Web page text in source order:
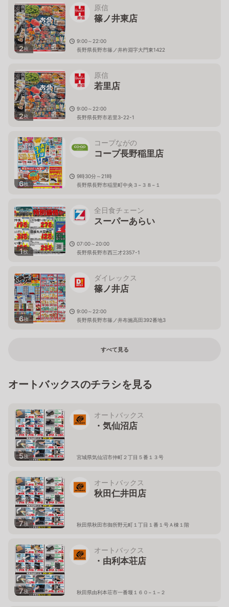
2枚
原信
篠ノ井東店
9:00～22:00
長野県長野市篠ノ井杵淵字大門東1422
2枚
原信
若里店
9:00～22:00
長野県長野市若里3-22-1
6枚
コープながの
コープ長野稲里店
9時30分～21時
長野県長野市稲里町中央３−３８−１
1枚
全日食チェーン
スーパーあらい
07:00～20:00
長野県長野市西三才2357-1
6枚
ダイレックス
篠ノ井店
9:00～22:00
長野県長野市篠ノ井布施高田392番地3
すべて見る
オートバックスのチラシを見る
5枚
オートバックス
・気仙沼店
宮城県気仙沼市仲町２丁目５番１３号
7枚
オートバックス
秋田仁井田店
秋田県秋田市御所野元町１丁目１番１号Ａ棟１階
7枚
オートバックス
・由利本荘店
秋田県由利本荘市一番堰１６０−１−２